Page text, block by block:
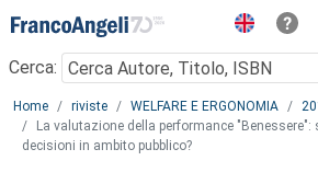
Menu
Cerca:
Main content
Home riviste WELFARE E ERGONOMIA
La valutazione della performance
decisioni in ambito pubblico?